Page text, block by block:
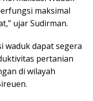
maksimal
ujar Sudirman.
waduk dapat segera
pertanian
di wilayah